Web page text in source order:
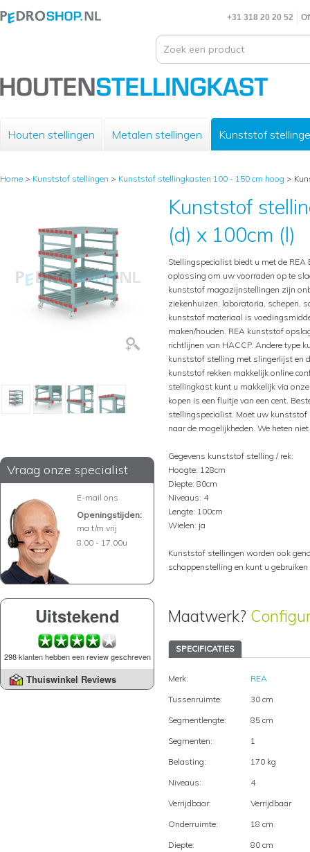
+31 318 20 20 52
Houten stellingen Metalen stellingen Kunststof
Home > Kunststof stellingen > Kunststof stellingkasten 100 - 150 cm hoog >
Vraag onze specialist
E-mail ons
Openingstijden:
ma t/m vrij
8.00 - 17.00u
Uitstekend
298 klanten hebben een review geschreven
Thuiswinkel Reviews
Kunststof
(d) x 100cm (l)
Stellingspecialist biedt u met de
oplossing om uw voorraden op te
kunststof magazijnstellingen zijn
ziekenhuizen, laboratoria, schepen,
kunststof materiaal is
maken/houden. REA kunststof
richtlijnen van HACCP. Andere type
kunststof stelling met slingerlijst en
kunststof rekken makkelijk online
stellingkast kunt u makkelijk via
kopen is een fluitje van een cent.
stellingspecialist. Moet uw kunststof
naar de mogelijkheden. We heten
Gegevens kunststof stelling / rek:
Hoogte: 128cm
Diepte: 80cm
Niveaus: 4
Lengte: 100cm
Wielen: ja
Kunststof stellingen worden ook
schappenstelling en kunt u
Maatwerk?
SPECIFICATIES
Merk:
REA
Tussenruimte:
30 cm
Segmentlengte:
85 cm
Segmenten:
1
Belasting:
170 kg
Niveaus:
4
Verrijdbaar:
Verrijdbaar
Onderruimte:
18 cm
Diepte:
80 cm